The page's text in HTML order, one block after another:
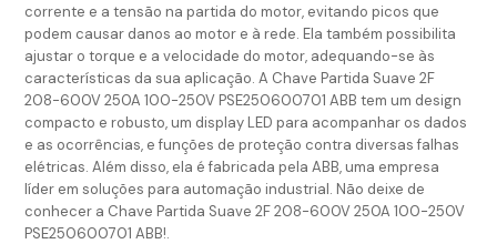
corrente e a tensão na partida do motor, evitando picos que
podem causar danos ao motor e à rede. Ela também possibilita
ajustar o torque e a velocidade do motor, adequando-se às
características da sua aplicação. A Chave Partida Suave 2F
208-600V 250A 100-250V PSE250600701 ABB tem um design
compacto e robusto, um display LED para acompanhar os dados
e as ocorrências, e funções de proteção contra diversas falhas
elétricas. Além disso, ela é fabricada pela ABB, uma empresa
líder em soluções para automação industrial. Não deixe de
conhecer a Chave Partida Suave 2F 208-600V 250A 100-250V
PSE250600701 ABB!.